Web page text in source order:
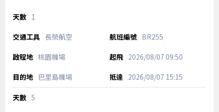
1
長榮航空 BR255
桃園機場 2026/08/07 09:50
巴里島機場 2026/08/07 15:15
5